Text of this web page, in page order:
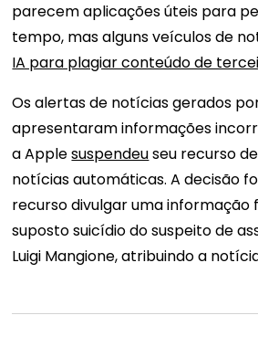
parecem aplicações úteis para
tempo, mas alguns veículos de
IA para plagiar conteúdo de
Os alertas de notícias gerados
apresentaram informações
a Applesuspendeuseu recurso
notícias automáticas. A decisão
recurso divulgar uma informação
suposto suicídio do suspeito de
Luigi Mangione, atribuindo a